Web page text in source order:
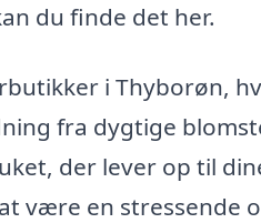
du finde det her.
i Thyborøn,
fra dygtige
der lever op til
være en stressende